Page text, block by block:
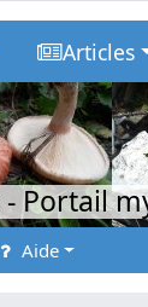
Articles
- Portail
Aide